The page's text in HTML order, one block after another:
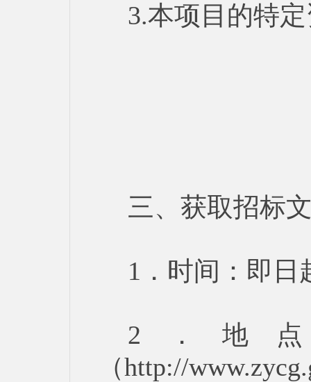
3.本项目的特
三、获取招标
1．时间：即日
2．地
（http://